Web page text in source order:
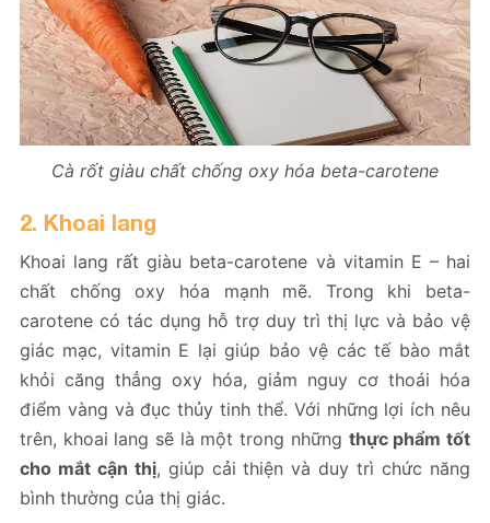
Cà rốt giàu chất chống oxy hóa beta-carotene
2. Khoai lang
Khoai lang rất giàu beta-carotene và vitamin E – hai
chất chống oxy hóa mạnh mẽ. Trong khi beta-
carotene có tác dụng hỗ trợ duy trì thị lực và bảo vệ
giác mạc, vitamin E lại giúp bảo vệ các tế bào mắt
khỏi căng thẳng oxy hóa, giảm nguy cơ thoái hóa
điểm vàng và đục thủy tinh thể. Với những lợi ích nêu
trên, khoai lang sẽ là một trong những thực phẩm tốt
cho mắt cận thị, giúp cải thiện và duy trì chức năng
bình thường của thị giác.